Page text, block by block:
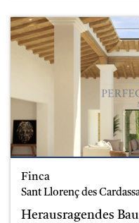
Finca
Sant Llorenç des
Herausragendes